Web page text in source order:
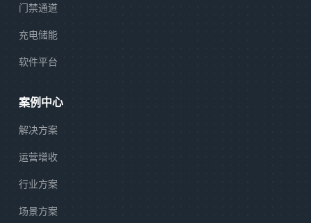
门禁通道
充电储能
软件平台
案例中心
解决方案
运营增收
行业方案
场景方案